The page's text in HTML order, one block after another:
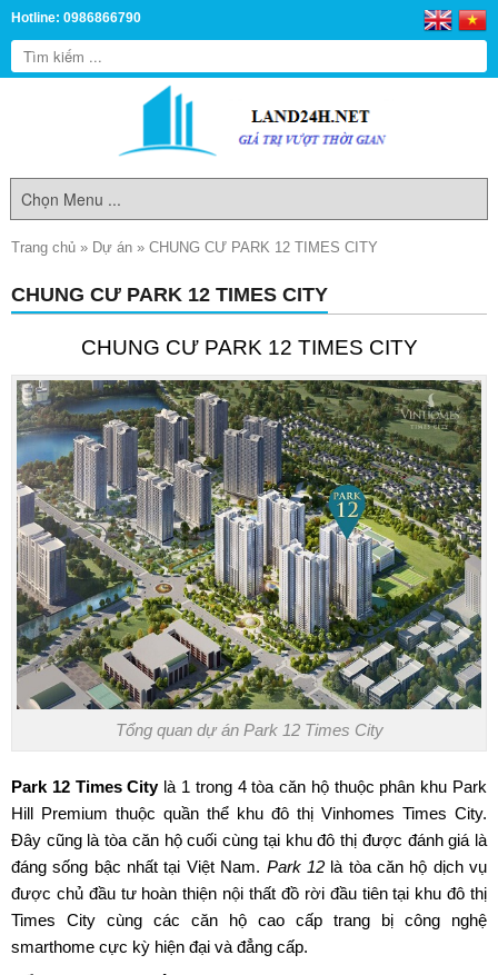
Hotline: 0986866790
Trang chủ » Dự án » CHUNG CƯ PARK 12 TIMES CITY
CHUNG CƯ PARK 12 TIMES CITY
CHUNG CƯ PARK 12 TIMES CITY
Tổng quan dự án Park 12 Times City
Park 12 Times Citylà 1 trong 4 tòa căn hộ thuộc phân khu Park
Hill Premium thuộc quần thể khu đô thị Vinhomes Times City.
Đây cũng là tòa căn hộ cuối cùng tại khu đô thị được đánh giá là
đáng sống bậc nhất tại Việt Nam. Park 12là tòa căn hộ dịch vụ
được chủ đầu tư hoàn thiện nội thất đồ rời đầu tiên tại khu đô thị
Times City cùng các căn hộ cao cấp trang bị công nghệ
smarthome cực kỳ hiện đại và đẳng cấp.